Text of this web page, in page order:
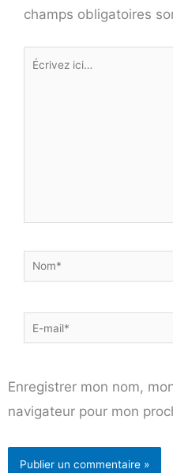
champs obligatoires
Écrivez
Nom*
E-
mail*
Enregistrer mon nom,
navigateur pour mon